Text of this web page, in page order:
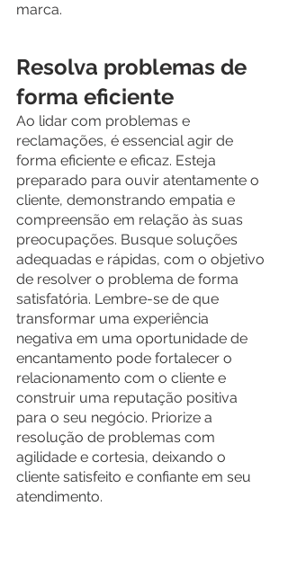
marca.
Resolva problemas de
forma eficiente
Ao lidar com problemas e
reclamações, é essencial agir de
forma eficiente e eficaz. Esteja
preparado para ouvir atentamente o
cliente, demonstrando empatia e
compreensão em relação às suas
preocupações. Busque soluções
adequadas e rápidas, com o objetivo
de resolver o problema de forma
satisfatória. Lembre-se de que
transformar uma experiência
negativa em uma oportunidade de
encantamento pode fortalecer o
relacionamento com o cliente e
construir uma reputação positiva
para o seu negócio. Priorize a
resolução de problemas com
agilidade e cortesia, deixando o
cliente satisfeito e confiante em seu
atendimento.